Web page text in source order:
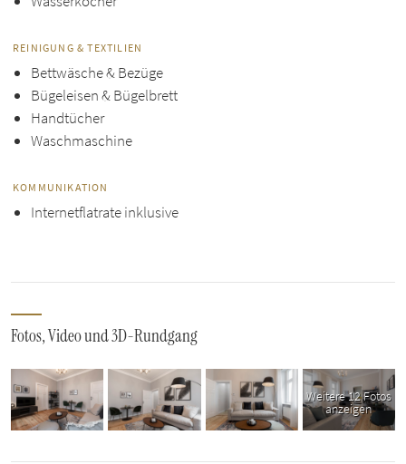
REINIGUNG & TEXTILIEN
Bettwäsche & Bezüge
Bügeleisen & Bügelbrett
Handtücher
Waschmaschine
KOMMUNIKATION
Internetflatrate inklusive
Fotos, Video und 3D-Rundgang
Weitere 12 Fotos
anzeigen